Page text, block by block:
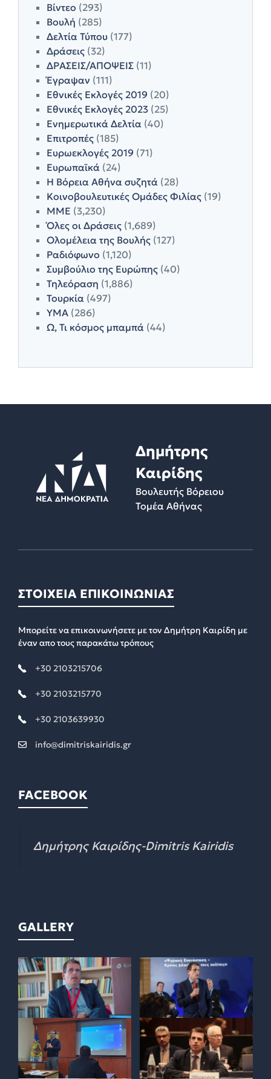
Βίντεο (293)
Βουλή (285)
Δελτία Τύπου (177)
Δράσεις (32)
ΔΡΑΣΕΙΣ/ΑΠΟΨΕΙΣ (11)
Έγραψαν (111)
Εθνικές Εκλογές 2019 (20)
Εθνικές Εκλογές 2023 (25)
Ενημερωτικά Δελτία (40)
Επιτροπές (185)
Ευρωεκλογές 2019 (71)
Ευρωπαϊκά (24)
Η Βόρεια Αθήνα συζητά (28)
Κοινοβουλευτικές Ομάδες Φιλίας (19)
ΜΜΕ (3,230)
Όλες οι Δράσεις (1,689)
Ολομέλεια της Βουλής (127)
Ραδιόφωνο (1,120)
Συμβούλιο της Ευρώπης (40)
Τηλεόραση (1,886)
Τουρκία (497)
ΥΜΑ (286)
Ω, Τι κόσμος μπαμπά (44)
Δημήτρης
Καιρίδης
Βουλευτής Βόρειου
Τομέα Αθήνας
ΣΤΟΙΧΕΙΑ ΕΠΙΚΟΙΝΩΝΙΑΣ
Μπορείτε να επικοινωνήσετε με τον Δημήτρη Καιρίδη με
έναν απο τους παρακάτω τρόπους
+30 2103215706
+30 2103215770
+30 2103639930
info@dimitriskairidis.gr
FACEBOOK
Δημήτρης Καιρίδης-Dimitris Kairidis
GALLERY